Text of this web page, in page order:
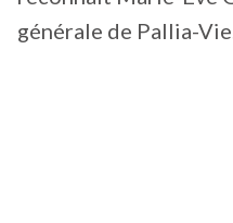
générale de Pallia-